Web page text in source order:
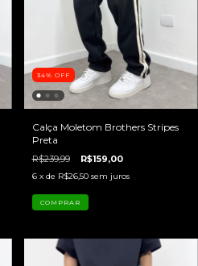
34% OFF
Calça Moletom Brothers Stripes
Preta
R$239,99 R$159,00
6 x de R$26,50 sem juros
COMPRAR